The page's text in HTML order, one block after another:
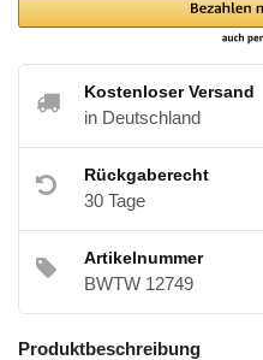
Kostenloser Versand
in Deutschland
Rückgaberecht
30 Tage
Artikelnummer
BWTW 12749
Produktbeschreibung